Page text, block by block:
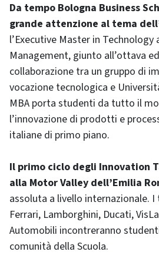
Da tempo Bologna Business
grande attenzione al tema
l’Executive Master in
Management, giunto all’ottava
collaborazione tra un gruppo di
vocazione tecnologica e
MBA porta studenti da tutto il
l’innovazione di prodotti e
italiane di primo piano.
Il primo ciclo degli Innovation
alla Motor Valley dell’Emilia
assoluta a livello internazionale.
Ferrari, Lamborghini, Ducati,
Automobili incontreranno
comunità della Scuola.